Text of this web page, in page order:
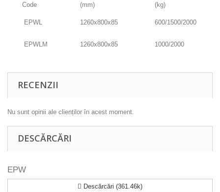
Code
(mm)
(kg)
EPWL 1260x800x85 600/1500/2000
EPWLM 1260x800x85 1000/2000
RECENZII
Nu sunt opinii ale clienților în acest moment.
DESCĂRCĂRI
EPW
Descărcări (361.46k)